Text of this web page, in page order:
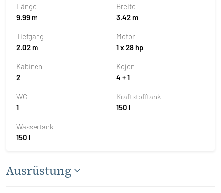
Länge
9.99 m
Breite
3.42 m
Tiefgang
2.02 m
Motor
1 x 28 hp
Kabinen
2
Kojen
4 + 1
WC
1
Kraftstofftank
150 l
Wassertank
150 l
Ausrüstung